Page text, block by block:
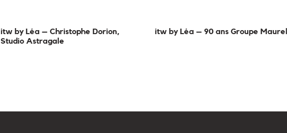
itw by Léa – Christophe Dorion,
Studio Astragale
itw by Léa – 90 ans Groupe Maurel